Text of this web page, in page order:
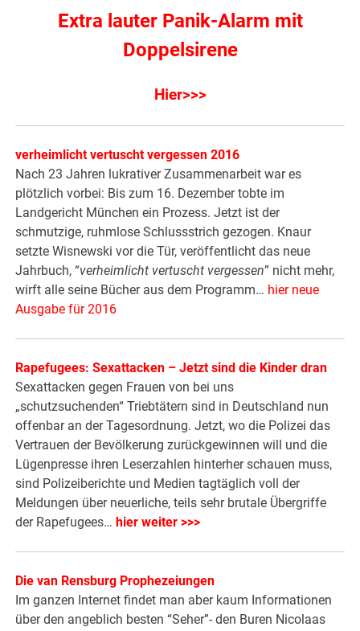
Extra lauter Panik-Alarm mit
Doppelsirene
Hier>>>
verheimlicht vertuscht vergessen 2016
Nach 23 Jahren lukrativer Zusammenarbeit war es
plötzlich vorbei: Bis zum 16. Dezember tobte im
Landgericht München ein Prozess. Jetzt ist der
schmutzige, ruhmlose Schlussstrich gezogen. Knaur
setzte Wisnewski vor die Tür, veröffentlicht das neue
Jahrbuch, “verheimlicht vertuscht vergessen” nicht mehr,
wirft alle seine Bücher aus dem Programm… hier neue
Ausgabe für 2016
Rapefugees: Sexattacken – Jetzt sind die Kinder dran
Sexattacken gegen Frauen von bei uns
„schutzsuchenden“ Triebtätern sind in Deutschland nun
offenbar an der Tagesordnung. Jetzt, wo die Polizei das
Vertrauen der Bevölkerung zurückgewinnen will und die
Lügenpresse ihren Leserzahlen hinterher schauen muss,
sind Polizeiberichte und Medien tagtäglich voll der
Meldungen über neuerliche, teils sehr brutale Übergriffe
der Rapefugees… hier weiter >>>
Die van Rensburg Prophezeiungen
Im ganzen Internet findet man aber kaum Informationen
über den angeblich besten “Seher”- den Buren Nicolaas